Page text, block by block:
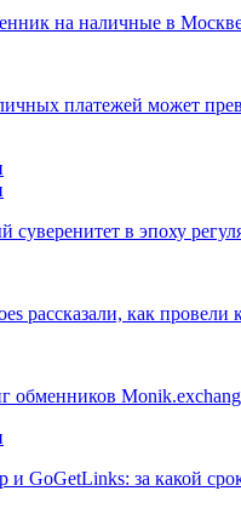
на наличные в
платежей может
в эпоху
рассказали, как
обменников
и GoGetLinks: за какой